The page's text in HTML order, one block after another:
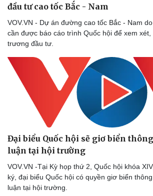
Doanh nghiệp
Thông tin doanh nghiệp
Doanh nghiệp 24h
Doanh nhân
Vì cộng đồng
Công nghệ
Sành điệu
Tin Công
Trải
đầu tư cao tốc Bắc - Nam
VOV.VN - Dự án đường cao tốc Bắc - Nam
cần được báo cáo trình Quốc hội để xem xét,
trương đầu tư.
Đại biểu Quốc hội sẽ giơ biển
luận tại hội trường
VOV.VN -Tại Kỳ họp thứ 2, Quốc hội khóa
ký, đại biểu Quốc hội có quyền giơ biển
luận tại hội trường.